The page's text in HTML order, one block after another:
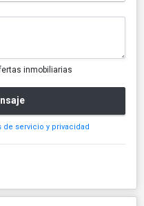
inmobiliarias
de servicio y privacidad